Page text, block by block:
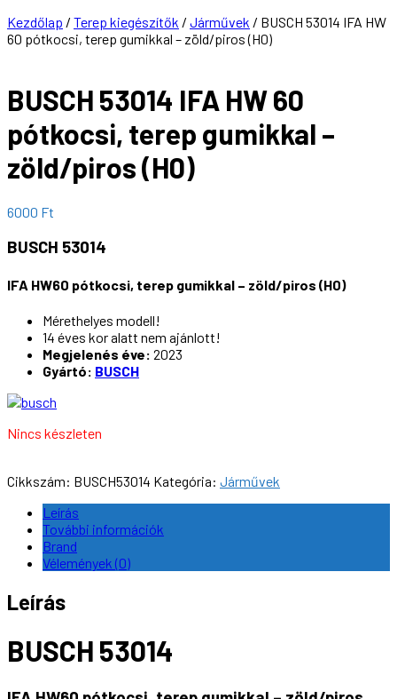
Kezdőlap / Terep kiegészítők / Járművek / BUSCH 53014 IFA HW
60 pótkocsi, terep gumikkal – zöld/piros (H0)
BUSCH 53014 IFA HW 60
pótkocsi, terep gumikkal –
zöld/piros (H0)
6000 Ft
BUSCH 53014
IFA HW60 pótkocsi, terep gumikkal – zöld/piros (H0)
Mérethelyes modell!
14 éves kor alatt nem ajánlott!
Megjelenés éve: 2023
Gyártó: BUSCH
Nincs készleten
Cikkszám: BUSCH53014 Kategória: Járművek
Leírás
További információk
Brand
Vélemények (0)
Leírás
BUSCH 53014